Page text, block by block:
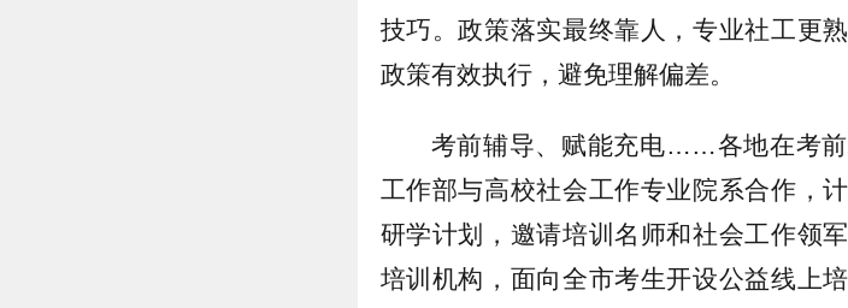
技巧。政策落实最终靠人，专业社工更
政策有效执行，避免理解偏差。
考前辅导、赋能充电……各地在考
工作部与高校社会工作专业院系合作，
研学计划，邀请培训名师和社会工作领
培训机构，面向全市考生开设公益线上